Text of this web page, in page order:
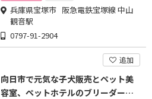
兵庫県宝塚市 阪急電鉄宝塚線 中山
観音駅
0797-91-2904
追加
向日市で元気な子犬販売とペット美
容室、ペットホテルのブリーダーペ